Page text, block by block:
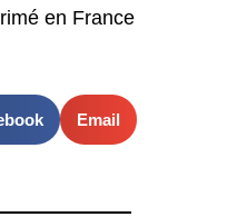
en France
Email